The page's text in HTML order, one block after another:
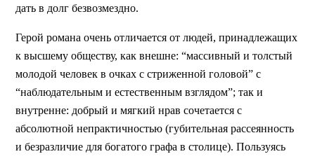
дать в долг безвозмездно.
Герой романа очень отличается от людей, принадлежащих
к высшему обществу, как внешне: “массивный и толстый
молодой человек в очках с стриженной головой” с
“наблюдательным и естественным взглядом”; так и
внутренне: добрый и мягкий нрав сочетается с
абсолютной непрактичностью (губительная рассеянность
и безразличие для богатого графа в столице). Пользуясь